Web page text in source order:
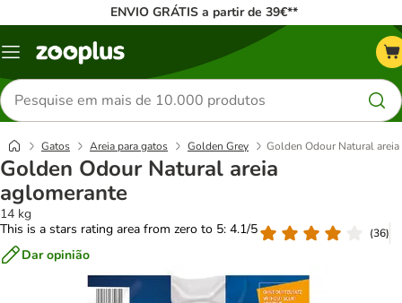
ENVIO GRÁTIS a partir de 39€**
Menu
Pesquisar
produtos
Gatos Areia para gatos Golden Grey Golden Odour Natural
Golden Odour Natural areia
aglomerante
14 kg
This is a stars rating area from zero to 5: 4.1/5
(36)
Dar opinião